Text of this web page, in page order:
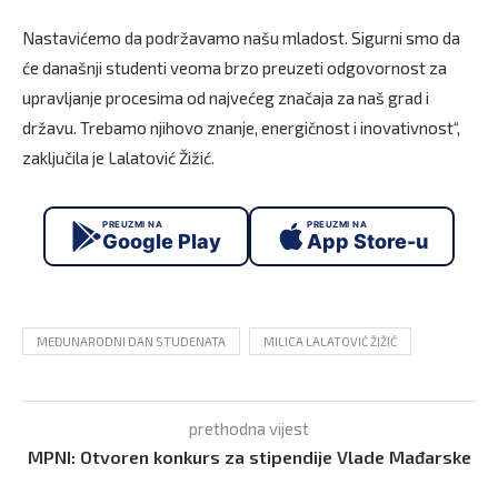
Nastavićemo da podržavamo našu mladost. Sigurni smo da
će današnji studenti veoma brzo preuzeti odgovornost za
upravljanje procesima od najvećeg značaja za naš grad i
državu. Trebamo njihovo znanje, energičnost i inovativnost“,
zaključila je Lalatović Žižić.
PREUZMI NA
Google Play
PREUZMI NA
App Store-u
MEĐUNARODNI DAN STUDENATA MILICA LALATOVIĆ ŽIŽIĆ
prethodna vijest
MPNI: Otvoren konkurs za stipendije Vlade Mađarske